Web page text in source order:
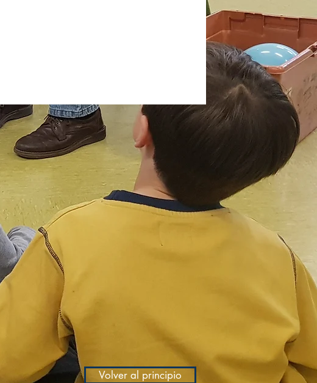
Volver al principio